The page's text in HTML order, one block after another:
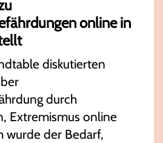
online in
diskutierten
durch
Extremismus online
wurde der Bedarf,